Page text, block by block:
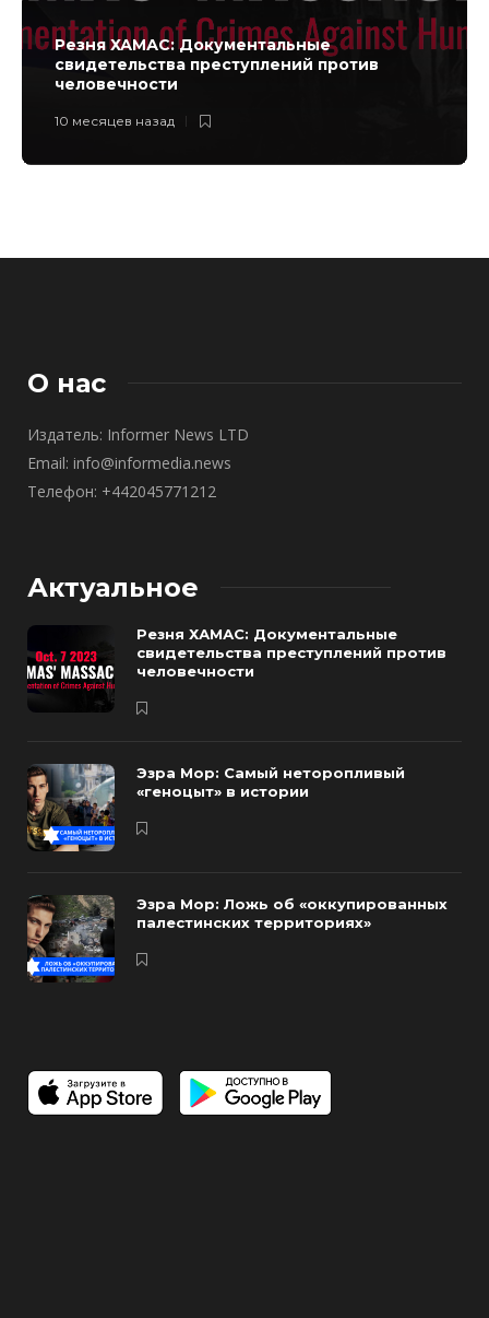
Резня ХАМАС: Документальные
свидетельства преступлений против
человечности
10 месяцев назад
О нас
Издатель: Informer News LTD
Email: info@informedia.news
Телефон: +442045771212
Актуальное
Резня ХАМАС: Документальные
свидетельства преступлений против
человечности
Эзра Мор: Самый неторопливый
«геноцыт» в истории
Эзра Мор: Ложь об «оккупированных
палестинских территориях»